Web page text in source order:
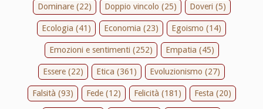
Dominare (22) Doppio vincolo (25) Doveri (5)
Ecologia (41) Economia (23) Egoismo (14)
Emozioni e sentimenti (252) Empatia (45)
Essere (22) Etica (361) Evoluzionismo (27)
Falsità (93) Fede (12) Felicità (181) Festa (20)